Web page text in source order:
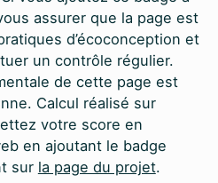
assurer que la page est
d’éco­conception et
un contrôle régulier.
de cette page est
Calcul réalisé sur
votre score en
en ajoutant le badge
sur la page du projet.